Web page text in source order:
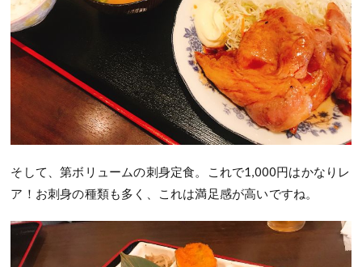
そして、第ボリュームの刺身定食。これで1,000円はかなりレ
ア！お刺身の種類も多く、これは満足感が高いですね。